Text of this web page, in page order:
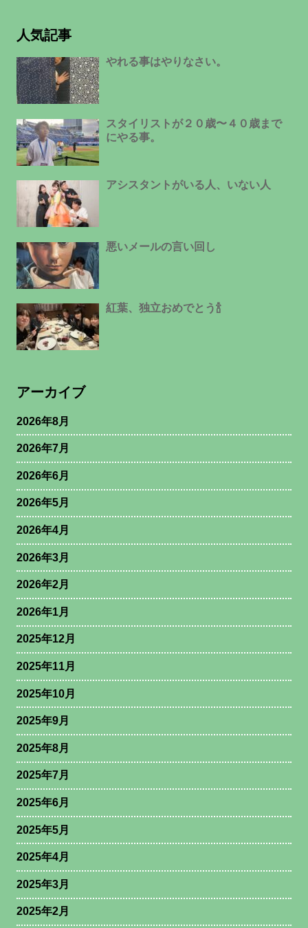
人気記事
やれる事はやりなさい。
スタイリストが２０歳〜４０歳まで
にやる事。
アシスタントがいる人、いない人
悪いメールの言い回し
紅葉、独立おめでとう🍾
アーカイブ
2026年8月
2026年7月
2026年6月
2026年5月
2026年4月
2026年3月
2026年2月
2026年1月
2025年12月
2025年11月
2025年10月
2025年9月
2025年8月
2025年7月
2025年6月
2025年5月
2025年4月
2025年3月
2025年2月